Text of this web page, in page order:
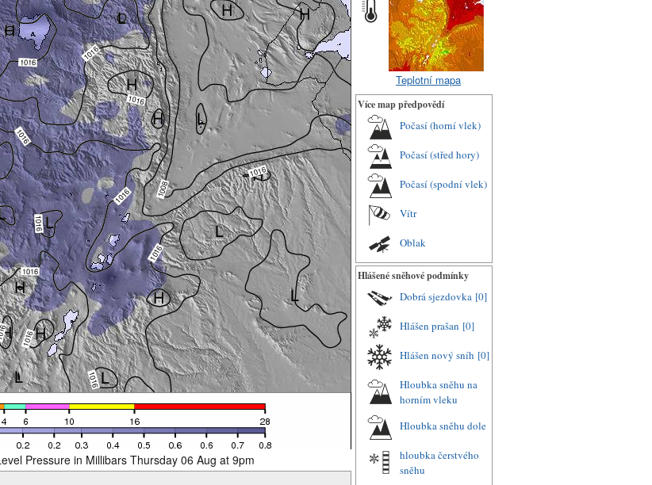
Pressure in Millibars Thursday 06 Aug at 9pm
Teplotní mapa
Více map předpovědí
Počasí (horní vlek)
Počasí (střed hory)
Počasí (spodní vlek)
Vítr
Oblak
Hlášené sněhové podmínky
Dobrá sjezdovka [0]
Hlášen prašan [0]
Hlášen nový sníh [0]
Hloubka sněhu na
horním vleku
Hloubka sněhu dole
hloubka čerstvého
sněhu